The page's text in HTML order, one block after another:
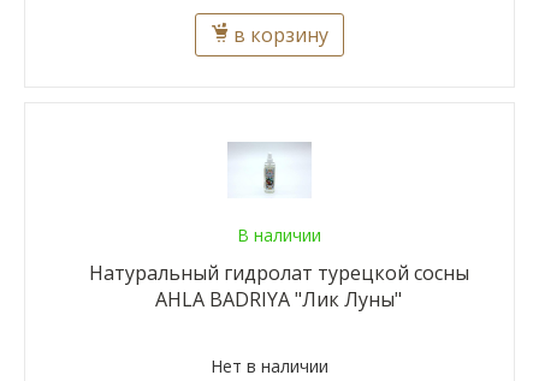
в корзину
В наличии
Натуральный гидролат турецкой сосны
AHLA BADRIYA "Лик Луны"
Нет в наличии